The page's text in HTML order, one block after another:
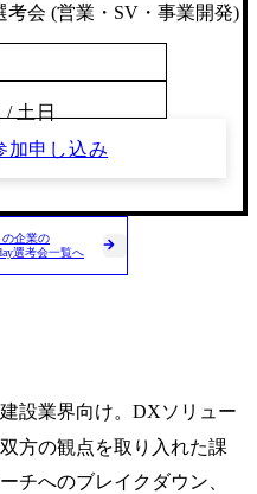
考会 (営業・SV・事業開発)
土日
加申し込み
の企業の
選考会一覧へ
設業界向け。DXソリュー
方の観点を取り入れた課
チへのブレイクダウン、